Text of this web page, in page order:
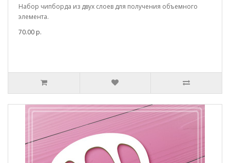
Набор чипборда из двух слоев для получения объемного
элемента.
70.00 р.